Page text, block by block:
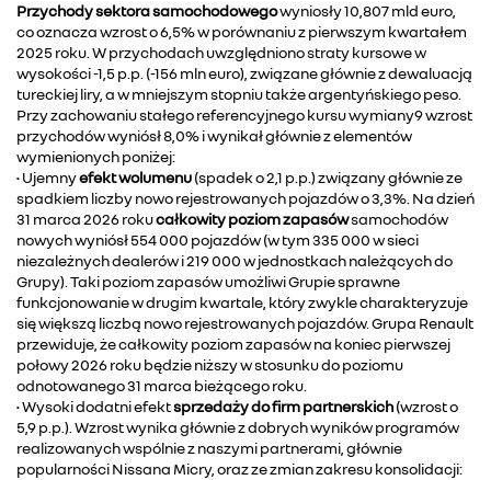
Przychody sektora samochodowegowyniosły 10,807 mld euro,
co oznacza wzrost o 6,5% w porównaniu z pierwszym kwartałem
2025 roku. W przychodach uwzględniono straty kursowe w
wysokości -1,5 p.p. (-156 mln euro), związane głównie z dewaluacją
tureckiej liry, a w mniejszym stopniu także argentyńskiego peso.
Przy zachowaniu stałego referencyjnego kursu wymiany9 wzrost
przychodów wyniósł 8,0% i wynikał głównie z elementów
wymienionych poniżej:
• Ujemnyefekt wolumenu(spadek o 2,1 p.p.) związany głównie ze
spadkiem liczby nowo rejestrowanych pojazdów o 3,3%. Na dzień
31 marca 2026 rokucałkowity poziom zapasówsamochodów
nowych wyniósł 554 000 pojazdów (w tym 335 000 w sieci
niezależnych dealerów i 219 000 w jednostkach należących do
Grupy). Taki poziom zapasów umożliwi Grupie sprawne
funkcjonowanie w drugim kwartale, który zwykle charakteryzuje
się większą liczbą nowo rejestrowanych pojazdów. Grupa Renault
przewiduje, że całkowity poziom zapasów na koniec pierwszej
połowy 2026 roku będzie niższy w stosunku do poziomu
odnotowanego 31 marca bieżącego roku.
• Wysoki dodatni efektsprzedaży do firm partnerskich(wzrost o
5,9 p.p.). Wzrost wynika głównie z dobrych wyników programów
realizowanych wspólnie z naszymi partnerami, głównie
popularności Nissana Micry, oraz ze zmian zakresu konsolidacji: